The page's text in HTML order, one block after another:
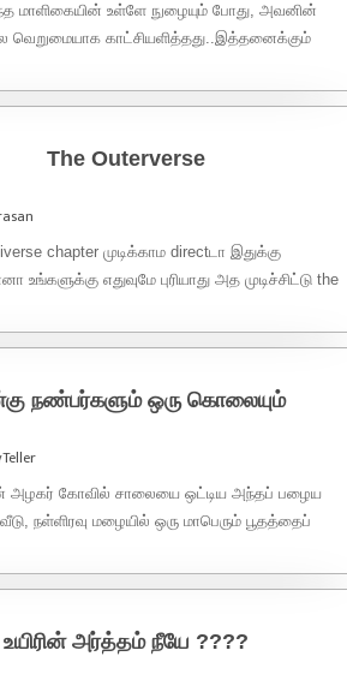
மாளிகையின் உள்ளே நுழையும் போது, அவனின்
காட்சியளித்தது..இத்தனைக்கும்
இரவு ...
The Outerverse
chapter முடிக்காம directடா இதுக்கு
உங்களுக்கு எதுவுமே புரியாது அத முடிச்சிட்டு the
நண்பர்களும் ஒரு கொலையும்
அழகர் கோவில் சாலையை ஒட்டிய அந்தப் பழைய
நள்ளிரவு மழையில் ஒரு மாபெரும் பூதத்தைப்
உயிரின் அர்த்தம் நீயே ????